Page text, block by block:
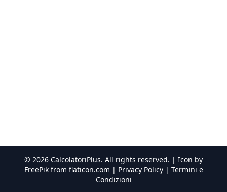
© 2026 CalcolatoriPlus. All rights reserved. | Icon by
FreePik from flaticon.com | Privacy Policy| Termini e
Condizioni